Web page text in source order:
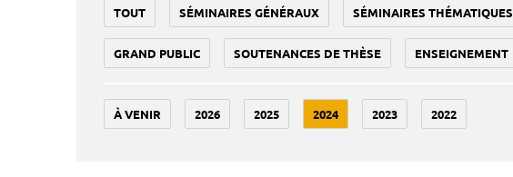
TOUT SÉMINAIRES GÉNÉRAUX SÉMINAIRES THÉMATIQUES
GRAND PUBLIC SOUTENANCES DE THÈSE ENSEIGNEMENT
À VENIR 2026 2025 2024 2023 2022